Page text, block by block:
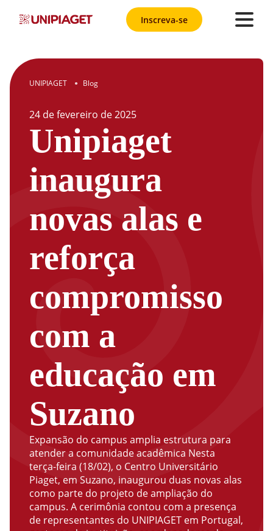
Inscreva-se
UNIPIAGET ● Blog
24 defevereiro de2025
Unipiaget
inaugura
novas alas e
reforça
compromisso
com a
educação em
Suzano
Expansão do campus amplia estrutura para
atender a comunidade acadêmica Nesta
terça-feira (18/02), o Centro Universitário
Piaget, em Suzano, inaugurou duas novas alas
como parte do projeto de ampliação do
campus. A cerimônia contou com a presença
de representantes do UNIPIAGET em Portugal,